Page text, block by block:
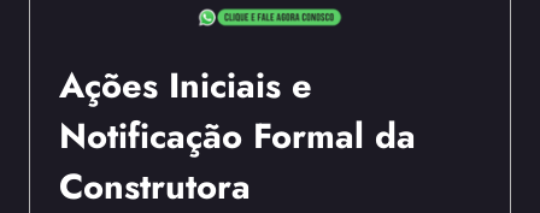
Ações Iniciais e
Notificação Formal da
Construtora